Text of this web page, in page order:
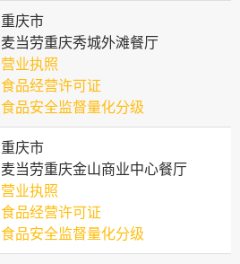
重庆市
麦当劳重庆秀城外滩餐厅
营业执照
食品经营许可证
食品安全监督量化分级
重庆市
麦当劳重庆金山商业中心餐厅
营业执照
食品经营许可证
食品安全监督量化分级